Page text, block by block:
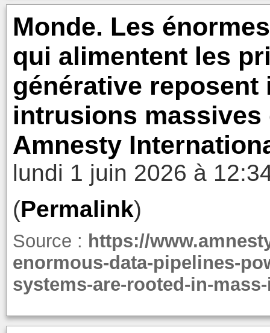
Monde. Les
qui alimentent les
générative
intrusions massives
Amnesty
lundi 1 juin 2026 à
(Permalink)
Source : https://
enormous-data-pipelines-
systems-are-rooted-in-